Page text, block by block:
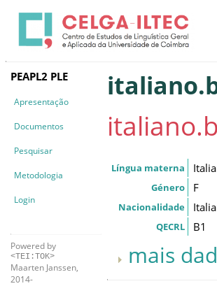
PEAPL2 PLE
Apresentação
Documentos
Pesquisar
Metodologia
Login
Powered by
<TEI:TOK>
Maarten Janssen,
2014-
Língua materna
Género F
Nacionalidade
QECRL B1
mais